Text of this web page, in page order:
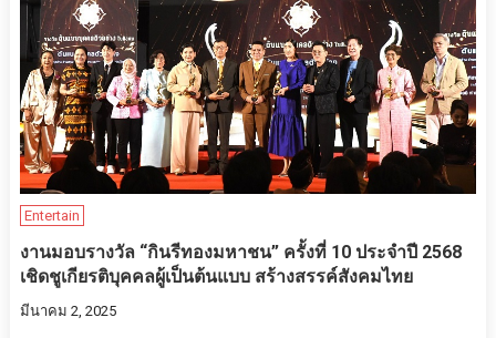
Entertain
งานมอบรางวัล “กินรีทองมหาชน” ครั้งที่ 10 ประจำปี 2568
เชิดชูเกียรติบุคคลผู้เป็นต้นแบบ สร้างสรรค์สังคมไทย
มีนาคม 2, 2025